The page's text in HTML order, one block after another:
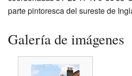
parte pintoresca del sureste de
Galería de imágenes